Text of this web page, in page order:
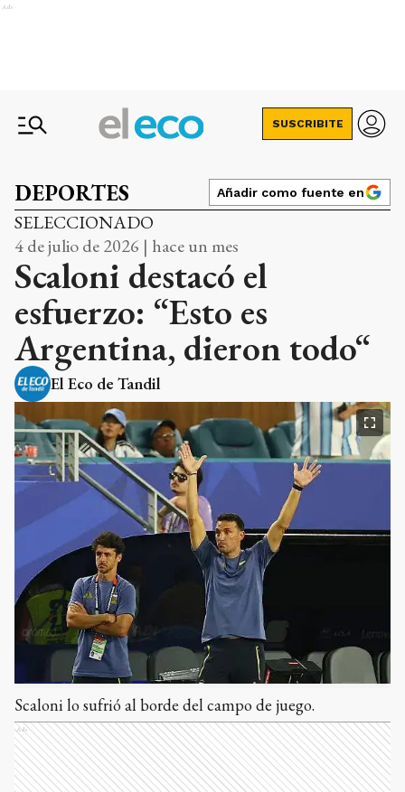
Ads
SUSCRIBITE
DEPORTES Añadir como fuente en
SELECCIONADO
4 de julio de 2026 | hace un mes
Scaloni destacó el
esfuerzo: “Esto es
Argentina, dieron todo“
El Eco de Tandil
Scaloni lo sufrió al borde del campo de juego.
Ads